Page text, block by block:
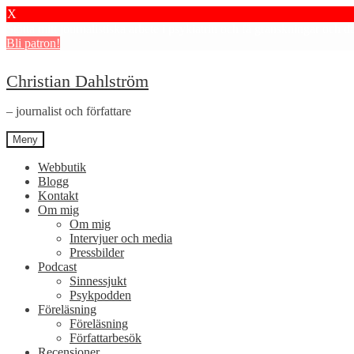
X
Bli patron!
Hoppa
till
navigering
Hoppa
till
innehåll
Christian Dahlström
– journalist och författare
Meny
Webbutik
Blogg
Kontakt
Om mig
Om mig
Intervjuer och media
Pressbilder
Podcast
Sinnessjukt
Psykpodden
Föreläsning
Föreläsning
Författarbesök